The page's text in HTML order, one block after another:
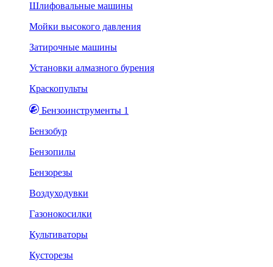
Шлифовальные машины
Мойки высокого давления
Затирочные машины
Установки алмазного бурения
Краскопульты
Бензоинструменты 1
Бензобур
Бензопилы
Бензорезы
Воздуходувки
Газонокосилки
Культиваторы
Кусторезы